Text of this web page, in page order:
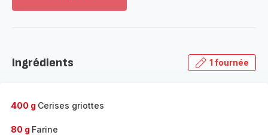
gamme
Ingrédients 1 fournée
400 g Cerises griottes
80 g Farine